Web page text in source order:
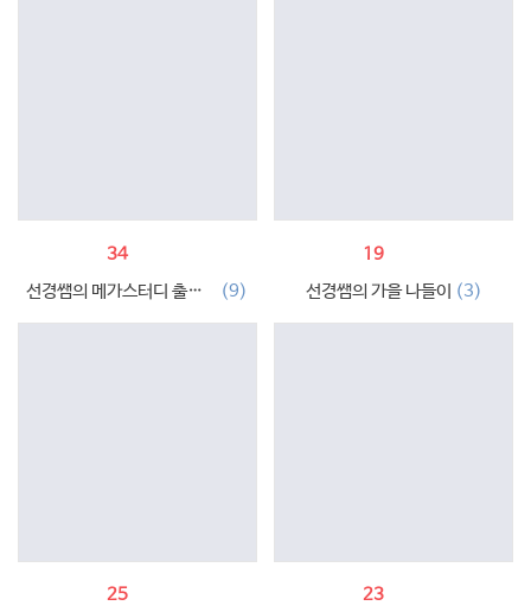
34
선경쌤의 메가스터디 출근길
(9)
19
선경쌤의 가을 나들이 (3)
25
23